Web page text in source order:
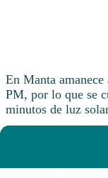
En Manta
PM, por lo que se
minutos de luz